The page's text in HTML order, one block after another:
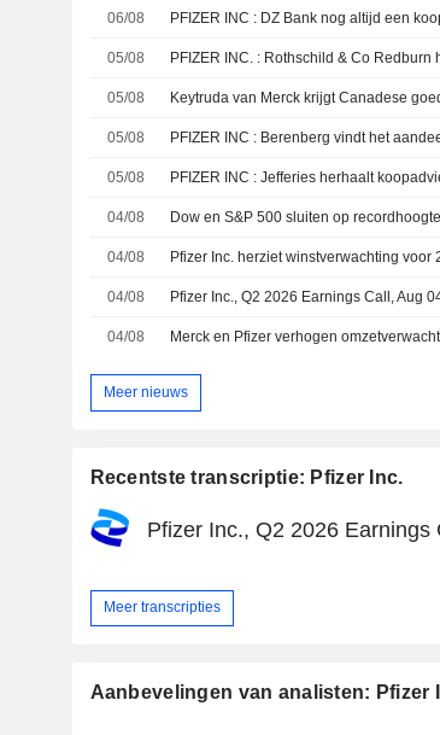
06/08 PFIZER INC : DZ Bank nog altijd een
05/08 PFIZER INC. : Rothschild & Co
05/08
05/08 PFIZER INC : Berenberg vindt het
05/08 PFIZER INC : Jefferies herhaalt
04/08
04/08 Pfizer Inc. herziet winstverwachting voor
04/08 Pfizer Inc., Q2 2026 Earnings Call, Aug
04/08
Meer nieuws
Recentste transcriptie: Pfizer Inc.
Pfizer Inc., Q2 2026 Earnings
Meer transcripties
Aanbevelingen van analisten: Pfizer